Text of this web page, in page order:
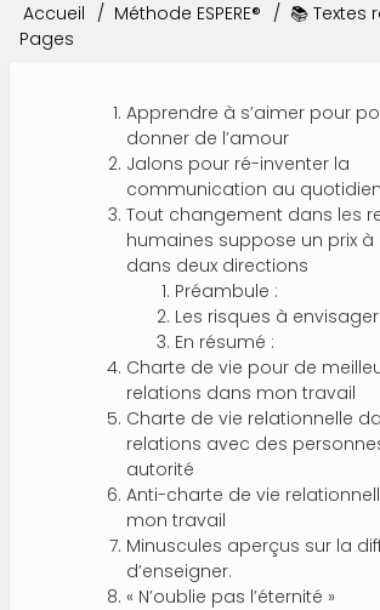
FilAccueil Méthode ESPERE®
📚 Textes
Pages
Apprendre à s’aimer pour
donner de l’amour
Jalons pour ré-inventer la
communication au quotidien
Tout changement dans les
humaines suppose un prix à
dans deux directions
Préambule :
Les risques à envisager
En résumé :
Charte de vie pour de
relations dans mon travail
Charte de vie relationnelle
relations avec des
autorité
Anti-charte de vie
mon travail
Minuscules aperçus sur la
d’enseigner.
« N’oublie pas l’éternité »